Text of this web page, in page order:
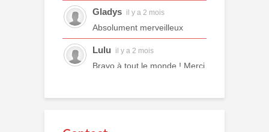
Gladys il y a 2 mois
Absolument merveilleux
Lulu il y a 2 mois
Bravo à tout le monde ! Merci